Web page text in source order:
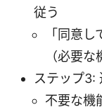
従う
「同意
（必要
ステップ3:
不要な機